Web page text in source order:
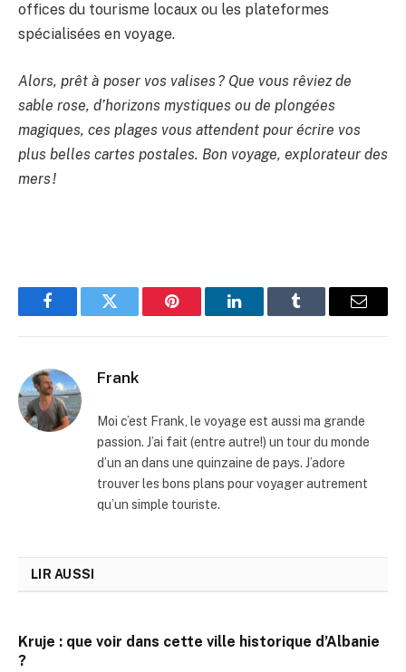
offices du tourisme locaux ou les plateformes
spécialisées en voyage.
Alors, prêt à poser vos valises ? Que vous rêviez de
sable rose, d’horizons mystiques ou de plongées
magiques, ces plages vous attendent pour écrire vos
plus belles cartes postales. Bon voyage, explorateur des
mers !
FacebookTwitter Pinterest LinkedInTumblr Email
Frank
Moi c’est Frank, le voyage est aussi ma grande
passion. J’ai fait (entre autre!) un tour du monde
d’un an dans une quinzaine de pays. J’adore
trouver les bons plans pour voyager autrement
qu’un simple touriste.
LIR AUSSI
Kruje : que voir dans cette ville historique d’Albanie
?